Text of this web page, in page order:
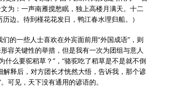
为：一声南雁搅愁眠，独上高楼月满天。十二
边。待到槿花花发日，鸭江春水理归船。）
的一些人士喜欢在外宾面前用“外国成语”，则
容关键性的举措，但是我有一次为团组与意人
么要驼稻草？”，“骆驼吃了稻草是不是就不倒
解释后，对方团长才恍然大悟，告诉我，那个谚
可见，天下没有通用的谚语的。